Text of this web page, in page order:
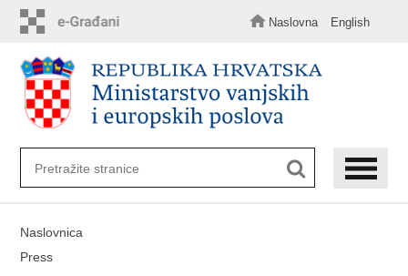
sadržaj
Naslovna English
Naslovnica
Press